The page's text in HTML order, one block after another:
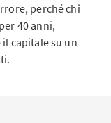
perché chi
40 anni,
capitale su un